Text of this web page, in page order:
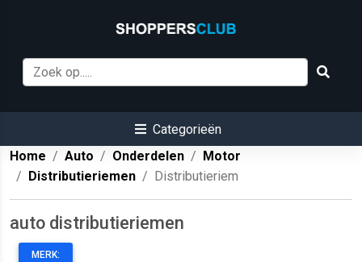
Categorieën
Home
Auto Onderdelen
Motor
Distributieriemen
Distributieriem
auto distributieriemen
MERK: